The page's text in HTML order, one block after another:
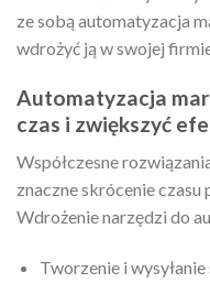
ze sobą automatyzacja
wdrożyć ją w swojej
Automatyzacja
czas i zwiększyć
Współczesne
znaczne skrócenie
Wdrożenie narzędzi do
Tworzenie i